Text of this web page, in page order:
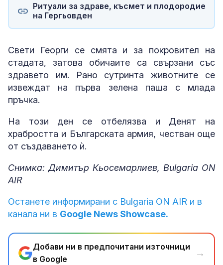
Ритуали за здраве, късмет и плодородие
на Гергьовден
Свети Георги се смята и за покровител на
стадата, затова обичаите са свързани със
здравето им. Рано сутринта животните се
извеждат на първа зелена паша с млада
пръчка.
На този ден се отбелязва и Денят на
храбростта и Българската армия, честван още
от създаването ѝ.
Снимка: Димитър Кьосемарлиев, Bulgaria ON
AIR
Останете информирани с Bulgaria ON AIR и в
канала ни в Google News Showcase.
Добави ни в предпочитани източници
в Google
→